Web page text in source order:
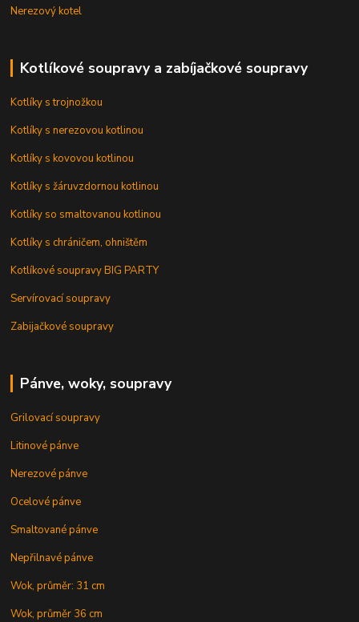
Nerezový kotel
Kotlíkové soupravy a zabíjačkové soupravy
Kotlíky s trojnožkou
Kotlíky s nerezovou kotlinou
Kotlíky s kovovou kotlinou
Kotlíky s žáruvzdornou kotlinou
Kotlíky so smaltovanou kotlinou
Kotlíky s chráničem, ohništěm
Kotlíkové soupravy BIG PARTY
Servírovací soupravy
Zabijačkové soupravy
Pánve, woky, soupravy
Grilovací soupravy
Litinové pánve
Nerezové pánve
Ocelové pánve
Smaltované pánve
Nepřilnavé pánve
Wok, průměr: 31 cm
Wok, průměr 36 cm